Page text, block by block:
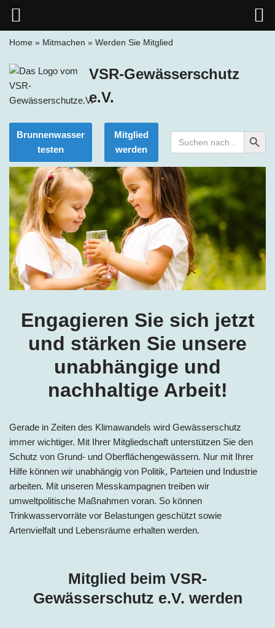
Zum
Home » Mitmachen » Werden Sie Mitglied
VSR-Gewässerschutz
e.V.
Brunnenwasser
testen
Mitglied
werden
Search
for:
Search Button
Engagieren Sie sich jetzt
und stärken Sie unsere
unabhängige und
nachhaltige Arbeit!
Gerade in Zeiten des Klimawandels wird Gewässerschutz
immer wichtiger. Mit Ihrer Mitgliedschaft unterstützen Sie den
Schutz von Grund- und Oberflächengewässern. Nur mit Ihrer
Hilfe können wir unabhängig von Politik, Parteien und Industrie
arbeiten. Mit unseren Messkampagnen treiben wir
umweltpolitische Maßnahmen voran. So können
Trinkwasservorräte vor Belastungen geschützt sowie
Artenvielfalt und Lebensräume erhalten werden.
Mitglied beim VSR-
Gewässerschutz e.V. werden